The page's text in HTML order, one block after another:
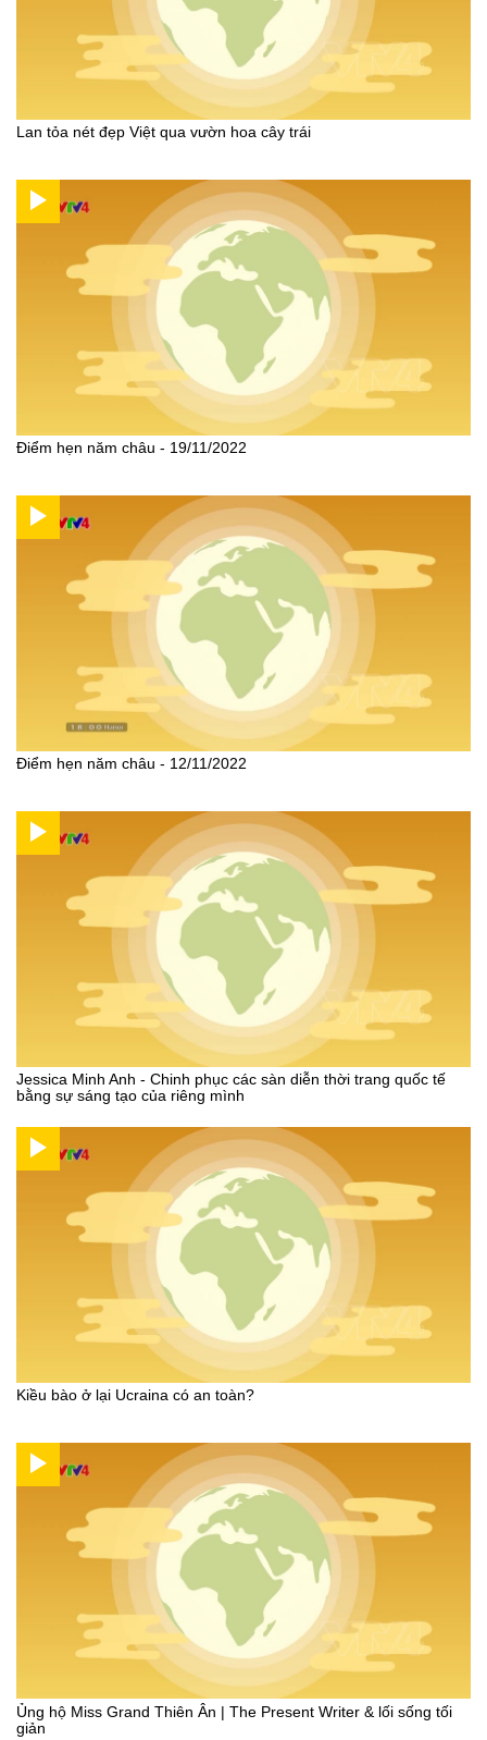
Lan tỏa nét đẹp Việt qua vườn hoa cây trái
Điểm hẹn năm châu - 19/11/2022
Điểm hẹn năm châu - 12/11/2022
Jessica Minh Anh - Chinh phục các sàn diễn thời trang quốc tế
bằng sự sáng tạo của riêng mình
Kiều bào ở lại Ucraina có an toàn?
Ủng hộ Miss Grand Thiên Ân | The Present Writer & lối sống tối
giản